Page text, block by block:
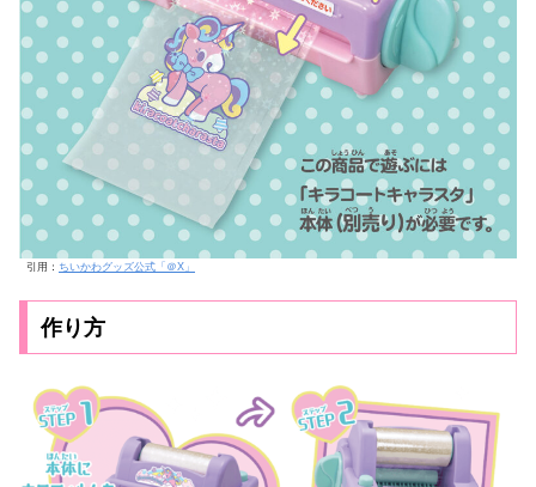
引用： ちいかわグッズ公式「＠X」
作り方